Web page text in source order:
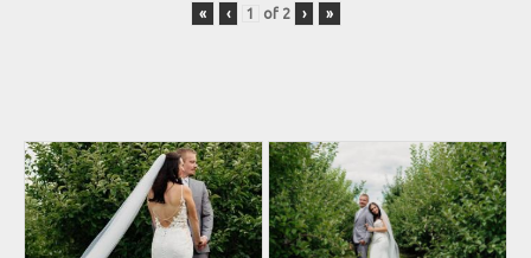
« ‹ of 2 › »